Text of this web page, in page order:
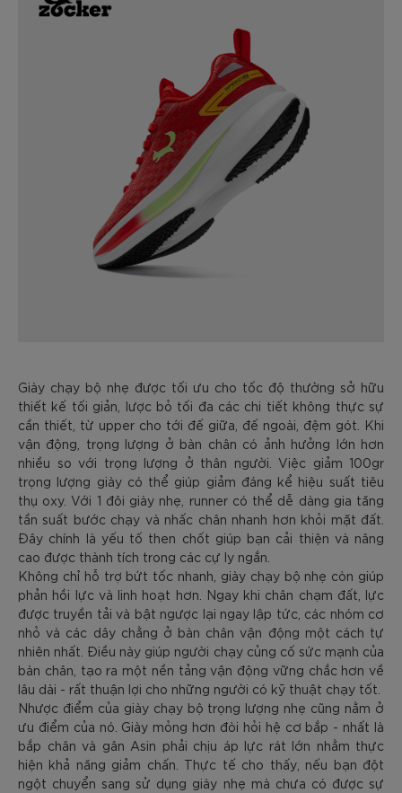
Giày chạy bộ nhẹ được tối ưu cho tốc độ thường sở hữu
thiết kế tối giản, lược bỏ tối đa các chi tiết không thực sự
cần thiết, từ upper cho tới đế giữa, đế ngoài, đệm gót. Khi
vận động, trọng lượng ở bàn chân có ảnh hưởng lớn hơn
nhiều so với trọng lượng ở thân người. Việc giảm 100gr
trọng lượng giày có thể giúp giảm đáng kể hiệu suất tiêu
thụ oxy. Với 1 đôi giày nhẹ, runner có thể dễ dàng gia tăng
tần suất bước chạy và nhấc chân nhanh hơn khỏi mặt đất.
Đây chính là yếu tố then chốt giúp bạn cải thiện và nâng
cao được thành tích trong các cự ly ngắn.
Không chỉ hỗ trợ bứt tốc nhanh, giày chạy bộ nhẹ còn giúp
phản hồi lực và linh hoạt hơn. Ngay khi chân chạm đất, lực
được truyền tải và bật ngược lại ngay lập tức, các nhóm cơ
nhỏ và các dây chằng ở bàn chân vận động một cách tự
nhiên nhất. Điều này giúp người chạy củng cố sức mạnh của
bàn chân, tạo ra một nền tảng vận động vững chắc hơn về
lâu dài - rất thuận lợi cho những người có kỹ thuật chạy tốt.
Nhược điểm của giày chạy bộ trọng lượng nhẹ cũng nằm ở
ưu điểm của nó. Giày mỏng hơn đòi hỏi hệ cơ bắp - nhất là
bắp chân và gân Asin phải chịu áp lực rát lớn nhằm thực
hiện khả năng giảm chấn. Thực tế cho thấy, nếu bạn đột
ngột chuyển sang sử dụng giày nhẹ mà chưa có được sự